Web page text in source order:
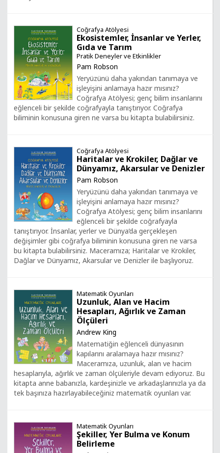
Coğrafya Atölyesi
Ekosistemler, İnsanlar ve Yerler,
Gıda ve Tarım
Pratik Deneyler ve Etkinlikler
Pam Robson
Yeryüzünü daha yakından tanımaya ve
işleyişini anlamaya hazır mısınız?
Coğrafya Atölyesi; genç bilim insanlarını
eğlenceli bir şekilde coğrafyayla tanıştırıyor. Coğrafya
biliminin konusuna giren ne varsa bu kitapta bulabilirsiniz.
Coğrafya Atölyesi
Haritalar ve Krokiler, Dağlar ve
Dünyamız, Akarsular ve Denizler
Pam Robson
Yeryüzünü daha yakından tanımaya ve
işleyişini anlamaya hazır mısınız?
Coğrafya Atölyesi; genç bilim insanlarını
eğlenceli bir şekilde coğrafyayla
tanıştırıyor. İnsanlar, yerler ve Dünya’da gerçekleşen
değişimler gibi coğrafya biliminin konusuna giren ne varsa
bu kitapta bulabilirsiniz. Maceramıza; Haritalar ve Krokiler,
Dağlar ve Dünyamız, Akarsular ve Denizler ile başlıyoruz.
Matematik Oyunları
Uzunluk, Alan ve Hacim
Hesapları, Ağırlık ve Zaman
Ölçüleri
Andrew King
Matematiğin eğlenceli dünyasının
kapılarını aralamaya hazır mısınız?
Maceramıza, uzunluk, alan ve hacim
hesaplarıyla, ağırlık ve zaman ölçüleriyle devam ediyoruz. Bu
kitapta anne babanızla, kardeşinizle ve arkadaşlarınızla ya da
tek başınıza hazırlayabileceğiniz matematik oyunları var.
Matematik Oyunları
Şekiller, Yer Bulma ve Konum
Belirleme